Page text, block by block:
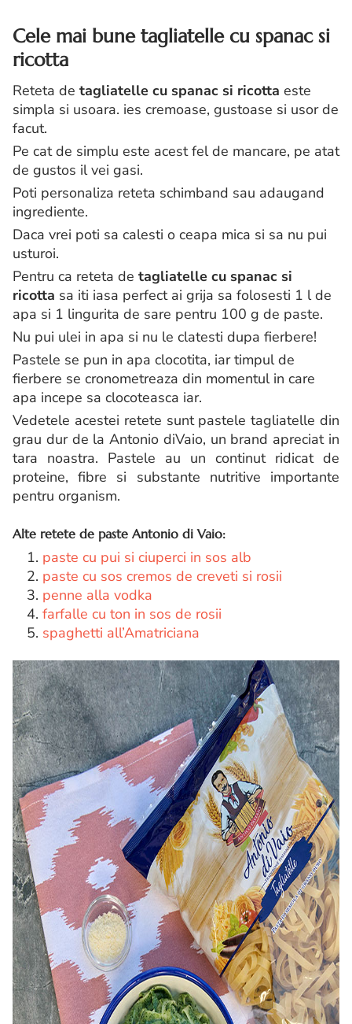
Cele mai bune tagliatelle cu spanac si
ricotta
Reteta de tagliatelle cu spanac si ricotta este
simpla si usoara. ies cremoase, gustoase si usor de
facut.
Pe cat de simplu este acest fel de mancare, pe atat
de gustos il vei gasi.
Poti personaliza reteta schimband sau adaugand
ingrediente.
Daca vrei poti sa calesti o ceapa mica si sa nu pui
usturoi.
Pentru ca reteta de tagliatelle cu spanac si
ricotta sa iti iasa perfect ai grija sa folosesti 1 l de
apa si 1 lingurita de sare pentru 100 g de paste.
Nu pui ulei in apa si nu le clatesti dupa fierbere!
Pastele se pun in apa clocotita, iar timpul de
fierbere se cronometreaza din momentul in care
apa incepe sa clocoteasca iar.
Vedetele acestei retete sunt pastele tagliatelle din
grau dur de la Antonio diVaio, un brand apreciat in
tara noastra. Pastele au un continut ridicat de
proteine, fibre si substante nutritive importante
pentru organism.
Alte retete de paste Antonio di Vaio:
1. paste cu pui si ciuperci in sos alb
2. paste cu sos cremos de creveti si rosii
3. penne alla vodka
4. farfalle cu ton in sos de rosii
5. spaghetti all’Amatriciana